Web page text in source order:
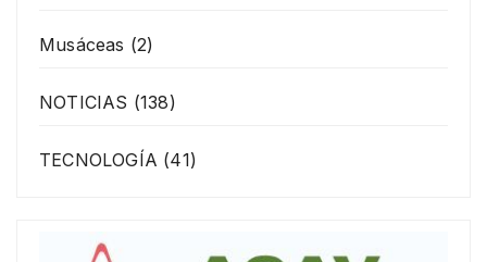
Musáceas (2)
NOTICIAS (138)
TECNOLOGÍA (41)